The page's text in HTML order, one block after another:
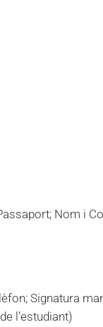
Nom i
Signatura
l’estudiant)